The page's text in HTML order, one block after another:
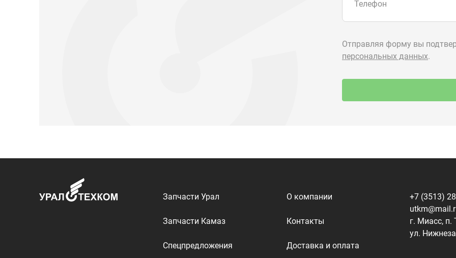
Доставка и оплата
+7 (3513)
г. Миасс, п.
ООО «УралТехКом», 2026 Политика конфиденциальности